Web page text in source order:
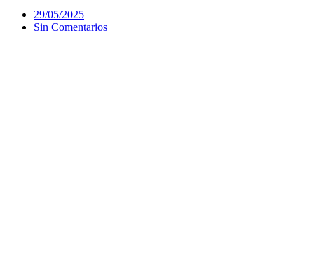
29/05/2025
Sin Comentarios